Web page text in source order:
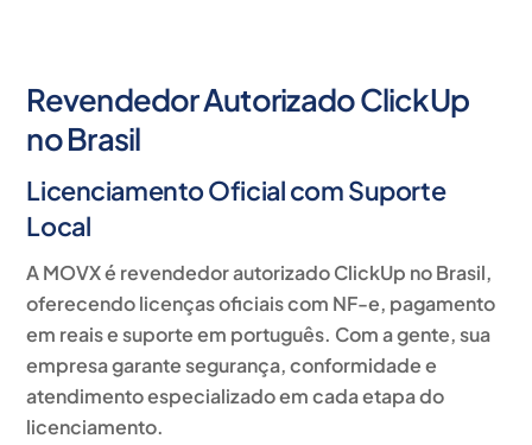
Revendedor Autorizado ClickUp
no Brasil
Licenciamento Oficial com Suporte
Local
A MOVX é revendedor autorizado ClickUp no Brasil,
oferecendolicenças oficiais com NF-e, pagamento
em reais e suporte em português. Com a gente, sua
empresa garante segurança, conformidade e
atendimento especializado em cada etapa do
licenciamento.